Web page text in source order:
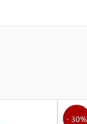
- 30%